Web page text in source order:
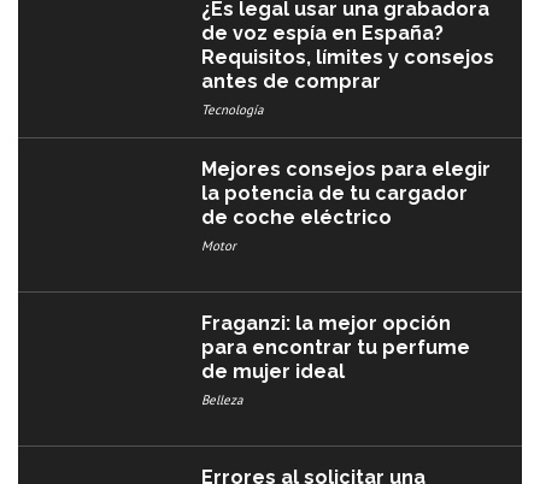
¿Es legal usar una grabadora
de voz espía en España?
Requisitos, límites y consejos
antes de comprar
Tecnología
Mejores consejos para elegir
la potencia de tu cargador
de coche eléctrico
Motor
Fraganzi: la mejor opción
para encontrar tu perfume
de mujer ideal
Belleza
Errores al solicitar una